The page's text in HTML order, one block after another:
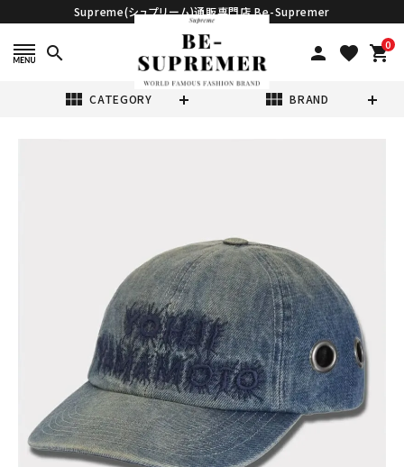
Supreme(シュプリーム)通販専門店 Be-Supremer
search person favorite 0
shopping_cart
view_module CATEGORY view_module BRAND
Grommet 6-
Panel Cap ワイ
ズバイヨウジヤマ
モト グロメット 6
パネルキャップ ウ
ォッシュドブルー
(税込)
NEW ITEMS